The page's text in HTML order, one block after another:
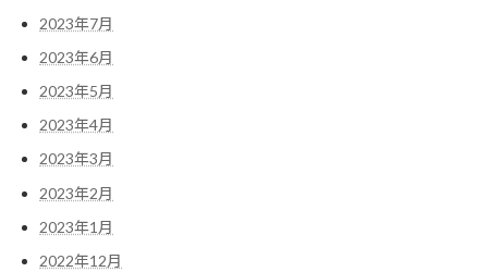
2023年7月
2023年6月
2023年5月
2023年4月
2023年3月
2023年2月
2023年1月
2022年12月